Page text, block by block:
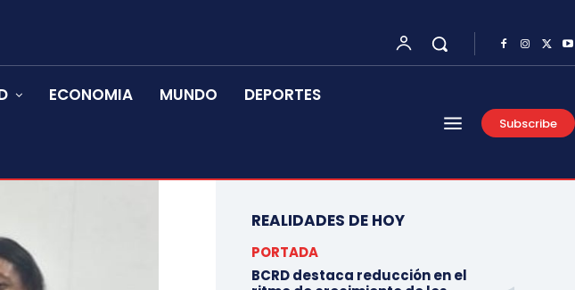
ECONOMIA MUNDO DEPORTES
Subscribe
REALIDADES DE HOY
PORTADA
BCRD destaca reducción en el